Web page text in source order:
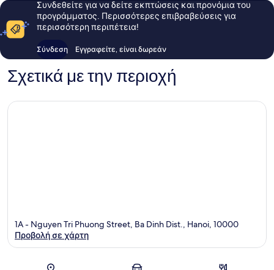
Συνδεθείτε για να δείτε εκπτώσεις και προνόμια του
προγράμματος. Περισσότερες επιβραβεύσεις για
περισσότερη περιπέτεια!
Σύνδεση Εγγραφείτε, είναι δωρεάν
Σχετικά με την περιοχή
1A - Nguyen Tri Phuong Street, Ba Dinh Dist., Hanoi, 10000
Προβολή σε χάρτη